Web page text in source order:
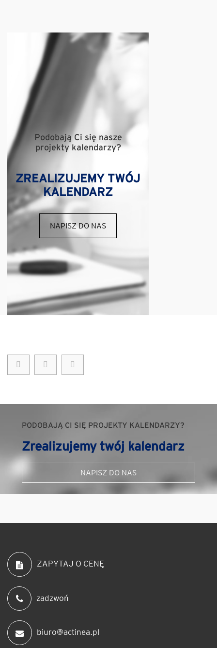
Podobają Ci się nasze
projekty kalendarzy?
ZREALIZUJEMY TWÓJ
KALENDARZ
NAPISZ DO NAS
PODOBAJĄ CI SIĘ PROJEKTY KALENDARZY?
Zrealizujemy twój kalendarz
NAPISZ DO NAS
ZAPYTAJ O CENĘ
zadzwoń
biuro@actinea.pl